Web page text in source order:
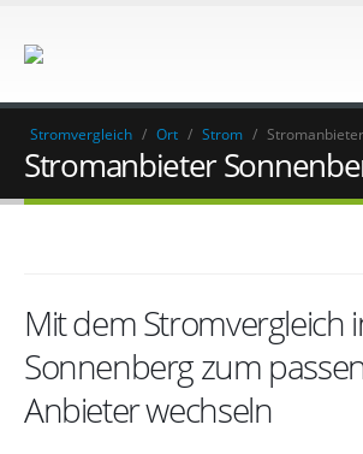
Stromvergleich / Ort / Strom /
Stromanbieter
Mit dem Stromvergleich
Sonnenberg zum
Anbieter wechseln